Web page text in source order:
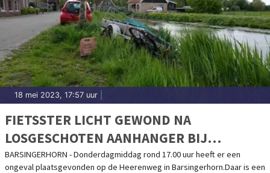
18 mei 2023, 17:57 uur
FIETSSTER LICHT GEWOND NA
LOSGESCHOTEN AANHANGER BIJ
BARSINGERHORN
BARSINGERHORN - Donderdagmiddag rond 17.00 uur heeft er een
ongeval plaatsgevonden op de Heerenweg in Barsingerhorn.Daar is een